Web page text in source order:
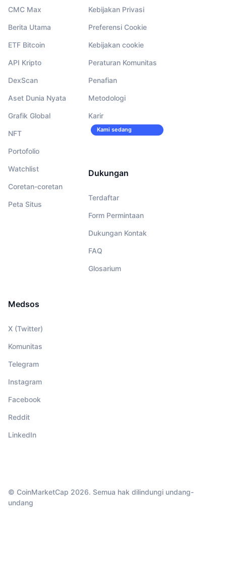
CMC Max
Berita Utama
ETF Bitcoin
API Kripto
DexScan
Aset Dunia Nyata
Grafik Global
NFT
Portofolio
Watchlist
Coretan-coretan
Peta Situs
Kebijakan Privasi
Preferensi Cookie
Kebijakan cookie
Peraturan Komunitas
Penafian
Metodologi
Karir
Kami sedang
Dukungan
Terdaftar
Form Permintaan
Dukungan Kontak
FAQ
Glosarium
Medsos
X (Twitter)
Komunitas
Telegram
Instagram
Facebook
Reddit
LinkedIn
© CoinMarketCap 2026. Semua hak dilindungi undang-
undang